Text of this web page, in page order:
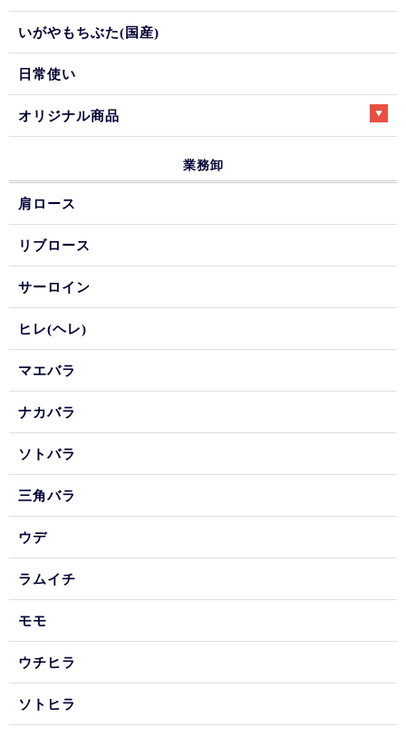
いがやもちぶた(国産)
日常使い
オリジナル商品
業務卸
肩ロース
リブロース
サーロイン
ヒレ(ヘレ)
マエバラ
ナカバラ
ソトバラ
三角バラ
ウデ
ラムイチ
モモ
ウチヒラ
ソトヒラ